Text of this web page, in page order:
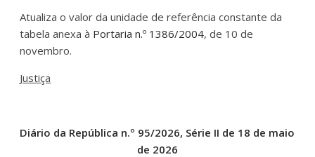
Atualiza o valor da unidade de referência constante da
tabela anexa à Portaria n.º 1386/2004, de 10 de
novembro.
Justiça
Diário da República n.º 95/2026, Série II de 18 de maio
de 2026